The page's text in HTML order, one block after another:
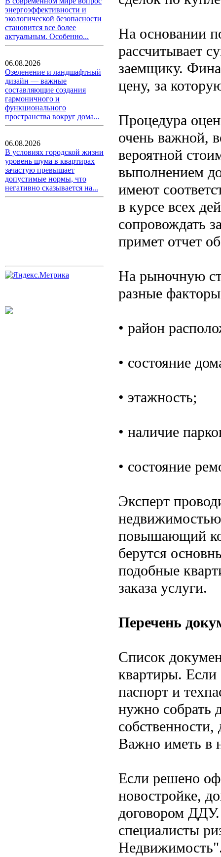
энергоэффективности и
экологической безопасности
становится все более
актуальным. Особенно...
06.08.2026
Озеленение и ландшафтный
дизайн — важные
составляющие создания
гармоничного и
функционального
пространства вокруг дома...
06.08.2026
В условиях городской жизни
уровень шума в квартирах
зачастую превышает
допустимые нормы, что
негативно сказывается на...
На основании
рассчитывает
заемщику.
цену, за
Процедура
очень важной,
вероятной
выполнением
имеют
в курсе всех
сопровождать
примет отчет
На рыночную
разные
• район
• состояние
• этажность;
• наличие
• состояние
Эксперт
повышающий
берутся
подобные
заказа услуги.
Перечень
Список
квартиры. Если
паспорт и
нужно собрать
Важно иметь в
Если решено
новостройке,
договором ДДУ.
специалисты